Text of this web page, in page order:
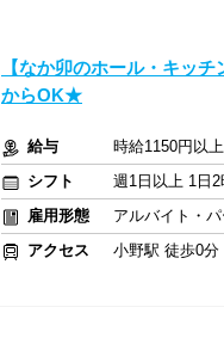
【なか卯のホール・キッ
からOK★
給与
時給1150円以上
シフト
週1日以上 1日
雇用形態
アルバイト・パ
アクセス
小野駅 徒歩0分